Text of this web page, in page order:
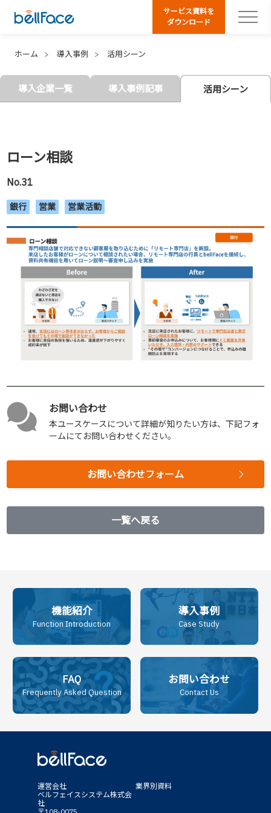
サービス資料を
ダウンロード
ホーム 導入事例 活用シーン
導入企業一覧 導入事例記事 活用シーン
ローン相談
No.31
銀行 営業 営業活動
お問い合わせ
本ユースケースについて詳細が知りたい方は、下記フォ
ームにてお問い合わせください。
お問い合わせフォーム
一覧へ戻る
機能紹介
Function Introduction
導入事例
Case Study
FAQ
Frequently Asked Question
お問い合わせ
Contact Us
運営会社
ベルフェイスシステム株式会
社
業界別資料